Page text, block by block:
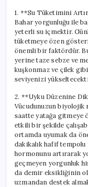
1. **Su Tüketimini
Bahar yorgunluğu ile
yeterli su içmektir.
tüketmeye özen
önemli bir faktördür.
yerine taze sebze ve
kuşkonmaz ve çilek
seviyenizi
2. **Uyku Düzenine
Vücudunuzun
saatte yatağa gitmeye
etkili bir şekilde
ortamda uyumak da
dakikalık hafif
hormonunu artırarak
geçmeyen yorgunluk
da demir eksikliğinin
uzmandan destek